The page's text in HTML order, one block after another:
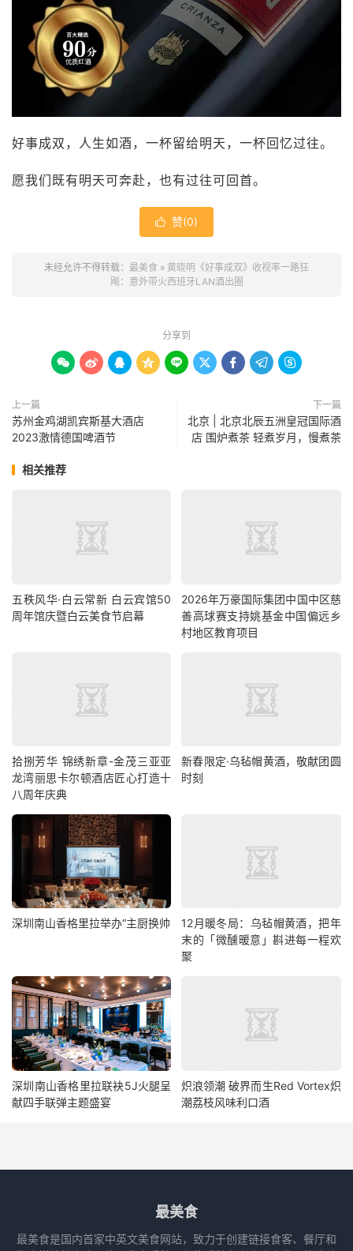
好事成双，人生如酒，一杯留给明天，一杯回忆过往。
愿我们既有明天可奔赴，也有过往可回首。
 赞(0)
未经允许不得转载： 最美食 » 黄晓明《好事成双》收视率一路狂
飚：意外带火西班牙LAN酒出圈
分享到
        
上一篇
苏州金鸡湖凯宾斯基大酒店
2023激情德国啤酒节
下一篇
北京 | 北京北辰五洲皇冠国际酒
店 围炉煮茶 轻煮岁月，慢煮茶
相关推荐
五秩风华·白云常新 白云宾馆50
周年馆庆暨白云美食节启幕
2026年万豪国际集团中国中区慈
善高球赛支持姚基金中国偏远乡
村地区教育项目
拾捌芳华 锦绣新章-金茂三亚亚
龙湾丽思卡尔顿酒店匠心打造十
八周年庆典
新春限定·乌毡帽黄酒，敬献团圆
时刻
深圳南山香格里拉举办“主厨换帅
12月暖冬局：乌毡帽黄酒，把年
末的「微醺暖意」斟进每一程欢
聚
深圳南山香格里拉联袂5J火腿呈
献四手联弹主题盛宴
炽浪领潮 破界而生Red Vortex炽
潮荔枝风味利口酒
最美食
最美食是国内首家中英文美食网站，致力于创建链接食客、餐厅和